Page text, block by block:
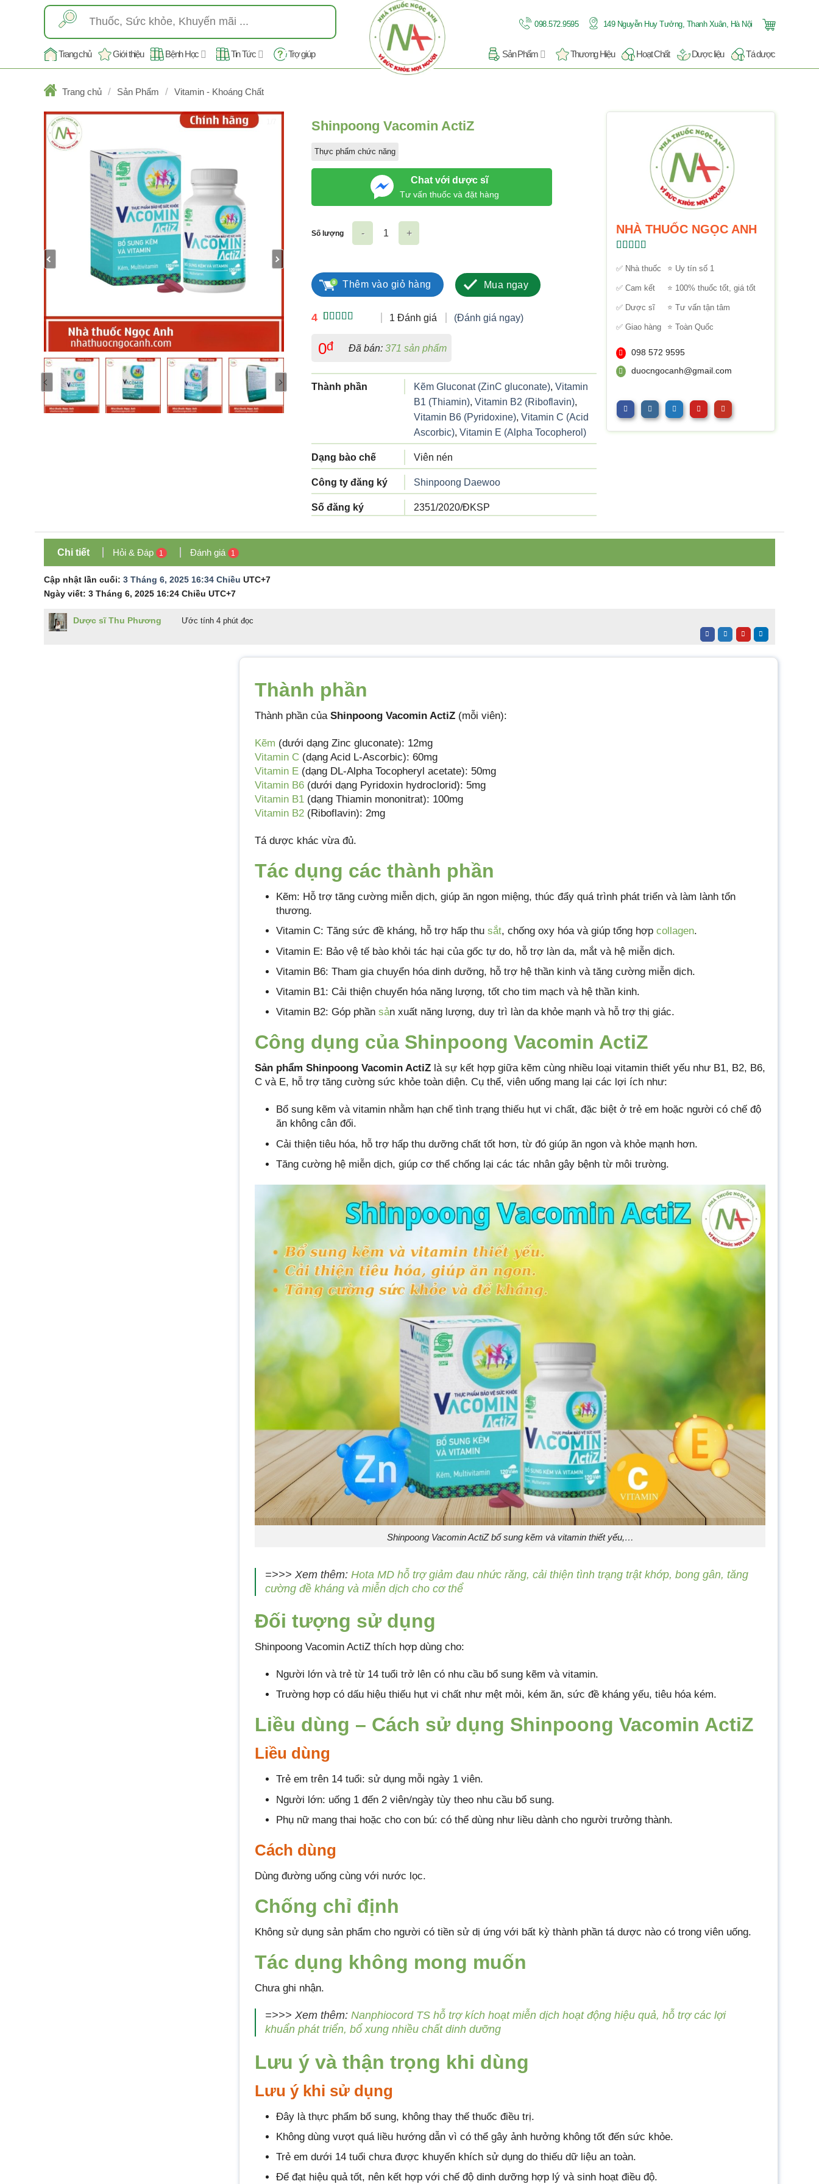
kiếm:
098.572.9595 149 Nguyễn Huy Tưởng, Thanh Xuân, Hà Nội
Trang chủ Giới thiệu Bệnh Học Tin Tức Trợ giúp Sản Phẩm Thương Hiệu Hoạt Chất Dược liệu Tá dược
Trang chủ / Sản Phẩm / Vitamin - Khoáng Chất
Shinpoong Vacomin ActiZ
Thực phẩm chức năng
Chat với dược sĩ
Tư vấn thuốc và đặt hàng
4
5 dựa trên
đánh giá
1 Đánh giá (Đánh giá ngay)
0đ Đã bán:371 sản phẩm
Thành phần Kẽm Gluconat (ZinC gluconate),Vitamin
B1 (Thiamin),Vitamin B2 (Riboflavin),
Vitamin B6 (Pyridoxine),Vitamin C (Acid
Ascorbic),Vitamin E (Alpha Tocopherol)
Dạng bào chế Viên nén
Công ty đăng ký Shinpoong Daewoo
Số đăng ký 2351/2020/ĐKSP
Số lượng
Thêm vào giỏ hàng Mua ngay
NHÀ THUỐC NGỌC ANH
hạng5.005
✅ Nhà thuốc ⭐ Uy tín số 1
✅ Cam kết ⭐ 100% thuốc tốt, giá tốt
✅ Dược sĩ ⭐ Tư vấn tận tâm
✅ Giao hàng ⭐ Toàn Quốc
098 572 9595
duocngocanh@gmail.com
Chi tiết Hỏi & Đáp 1 Đánh giá 1
Cập nhật lần cuối: 3 Tháng 6, 2025 16:34 Chiều UTC+7
Ngày viết: 3 Tháng 6, 2025 16:24 Chiều UTC+7
Dược sĩ Thu Phương Ước tính 4 phút đọc
Thành phần
Thành phần của Shinpoong Vacomin ActiZ (mỗi viên):
Kẽm (dưới dạng Zinc gluconate): 12mg
Vitamin C (dạng Acid L-Ascorbic): 60mg
Vitamin E (dạng DL-Alpha Tocopheryl acetate): 50mg
Vitamin B6 (dưới dạng Pyridoxin hydroclorid): 5mg
Vitamin B1 (dạng Thiamin mononitrat): 100mg
Vitamin B2 (Riboflavin): 2mg
Tá dược khác vừa đủ.
Tác dụng các thành phần
Kẽm: Hỗ trợ tăng cường miễn dịch, giúp ăn ngon miệng, thúc đẩy quá trình phát triển và làm lành tổn
thương.
Vitamin C: Tăng sức đề kháng, hỗ trợ hấp thu sắt, chống oxy hóa và giúp tổng hợp collagen.
Vitamin E: Bảo vệ tế bào khỏi tác hại của gốc tự do, hỗ trợ làn da, mắt và hệ miễn dịch.
Vitamin B6: Tham gia chuyển hóa dinh dưỡng, hỗ trợ hệ thần kinh và tăng cường miễn dịch.
Vitamin B1: Cải thiện chuyển hóa năng lượng, tốt cho tim mạch và hệ thần kinh.
Vitamin B2: Góp phần sản xuất năng lượng, duy trì làn da khỏe mạnh và hỗ trợ thị giác.
Công dụng của Shinpoong Vacomin ActiZ
Sản phẩm Shinpoong Vacomin ActiZ là sự kết hợp giữa kẽm cùng nhiều loại vitamin thiết yếu như B1, B2, B6,
C và E, hỗ trợ tăng cường sức khỏe toàn diện. Cụ thể, viên uống mang lại các lợi ích như:
Bổ sung kẽm và vitamin nhằm hạn chế tình trạng thiếu hụt vi chất, đặc biệt ở trẻ em hoặc người có chế độ
ăn không cân đối.
Cải thiện tiêu hóa, hỗ trợ hấp thu dưỡng chất tốt hơn, từ đó giúp ăn ngon và khỏe mạnh hơn.
Tăng cường hệ miễn dịch, giúp cơ thể chống lại các tác nhân gây bệnh từ môi trường.
Shinpoong Vacomin ActiZ bổ sung kẽm và vitamin thiết yếu,…
=>>> Xem thêm: Hota MD hỗ trợ giảm đau nhức răng, cải thiện tình trạng trật khớp, bong gân, tăng
cường đề kháng và miễn dịch cho cơ thể
Đối tượng sử dụng
Shinpoong Vacomin ActiZ thích hợp dùng cho:
Người lớn và trẻ từ 14 tuổi trở lên có nhu cầu bổ sung kẽm và vitamin.
Trường hợp có dấu hiệu thiếu hụt vi chất như mệt mỏi, kém ăn, sức đề kháng yếu, tiêu hóa kém.
Liều dùng – Cách sử dụng Shinpoong Vacomin ActiZ
Liều dùng
Trẻ em trên 14 tuổi: sử dụng mỗi ngày 1 viên.
Người lớn: uống 1 đến 2 viên/ngày tùy theo nhu cầu bổ sung.
Phụ nữ mang thai hoặc cho con bú: có thể dùng như liều dành cho người trưởng thành.
Cách dùng
Dùng đường uống cùng với nước lọc.
Chống chỉ định
Không sử dụng sản phẩm cho người có tiền sử dị ứng với bất kỳ thành phần tá dược nào có trong viên uống.
Tác dụng không mong muốn
Chưa ghi nhận.
=>>> Xem thêm: Nanphiocord TS hỗ trợ kích hoạt miễn dịch hoạt động hiệu quả, hỗ trợ các lợi
khuẩn phát triển, bổ xung nhiều chất dinh dưỡng
Lưu ý và thận trọng khi dùng
Lưu ý khi sử dụng
Đây là thực phẩm bổ sung, không thay thế thuốc điều trị.
Không dùng vượt quá liều hướng dẫn vì có thể gây ảnh hưởng không tốt đến sức khỏe.
Trẻ em dưới 14 tuổi chưa được khuyến khích sử dụng do thiếu dữ liệu an toàn.
Để đạt hiệu quả tốt, nên kết hợp với chế độ dinh dưỡng hợp lý và sinh hoạt điều độ.